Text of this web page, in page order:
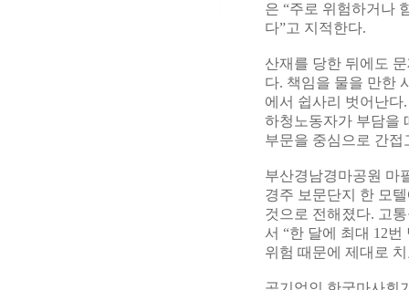
은 “주로 위험하거나
다”고 지적한다.
산재를 당한 뒤에도
다. 책임을 물을 만한
에서 쉽사리 벗어난다
하청노동자가 부담을
부문을 중심으로 간
부산경남경마공원 마
경주 보문단지 한 모
것으로 전해졌다. 고
서 “한 달에 최대 12
위험 때문에 제대로